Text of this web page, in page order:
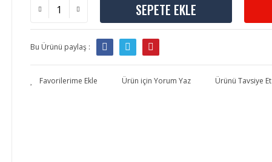
SEPETE EKLE
Bu Ürünü paylaş :
Ürün için Yorum Yaz Ürünü Tavsiye Et